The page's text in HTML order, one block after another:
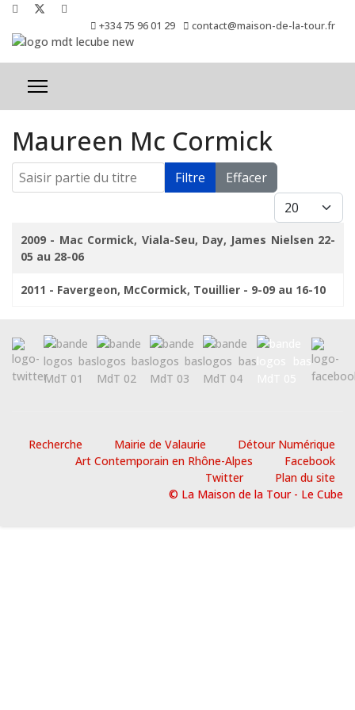
+334 75 96 01 29 contact@maison-de-la-tour.fr
Maureen Mc Cormick
Saisir partie du titre Filtre Effacer
Afficher #
Titre
2009 - Mac Cormick, Viala-Seu, Day, James Nielsen 22-
05 au 28-06
2011 - Favergeon, McCormick, Touillier - 9-09 au 16-10
Recherche Mairie de Valaurie
Détour Numérique
Art Contemporain en Rhône-Alpes
Facebook
Twitter
Plan du site
© La Maison de la Tour - Le Cube